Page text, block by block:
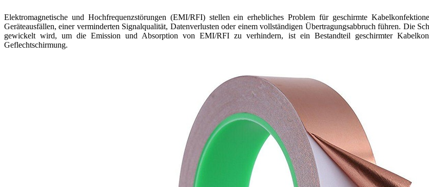
Elektromagnetische und Hochfrequenzstörungen (EMI/RFI) stellen ein erhebliches Problem für geschirmte
Geräteausfällen, einer verminderten Signalqualität, Datenverlusten oder einem vollständigen Übertragungsabbruch führen. Die
gewickelt wird, um die Emission und Absorption von EMI/RFI zu verhindern, ist ein Bestandteil geschirmter
Geflechtschirmung.